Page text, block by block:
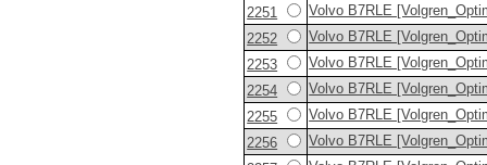
2251
Volvo B7RLE
2252
Volvo B7RLE
2253
Volvo B7RLE
2254
Volvo B7RLE
2255
Volvo B7RLE
2256
Volvo B7RLE